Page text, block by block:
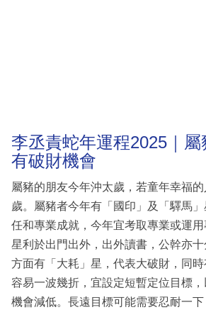
李丞責蛇年運程2025｜
有破財機會
屬豬的朋友今年沖太歲，若童年幸福
歲。屬豬者今年有「國印」及「驛馬
任和專業成就，今年宜考取專業或運用
星利於出門出外，出外讀書，公幹亦
方面有「大耗」星，代表大破財，同
容易一波幾折，宜設定短暫定位目標
機會減低。長遠目標可能需要忍耐一下